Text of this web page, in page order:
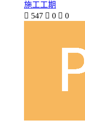
施工工期
 547  0  0